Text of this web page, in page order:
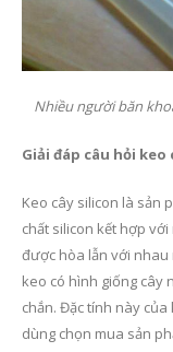
Nhiều người băn
Giải đáp câu hỏi
Keo cây silicon là sản
chất silicon kết hợp
được hòa lẫn với nhau
keo có hình giống cây
chắn. Đặc tính này
dùng chọn mua sản